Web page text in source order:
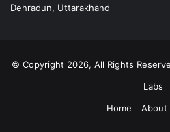
Dehradun, Uttarakhand
© Copyright 2026, All Rights
Labs
Home
About